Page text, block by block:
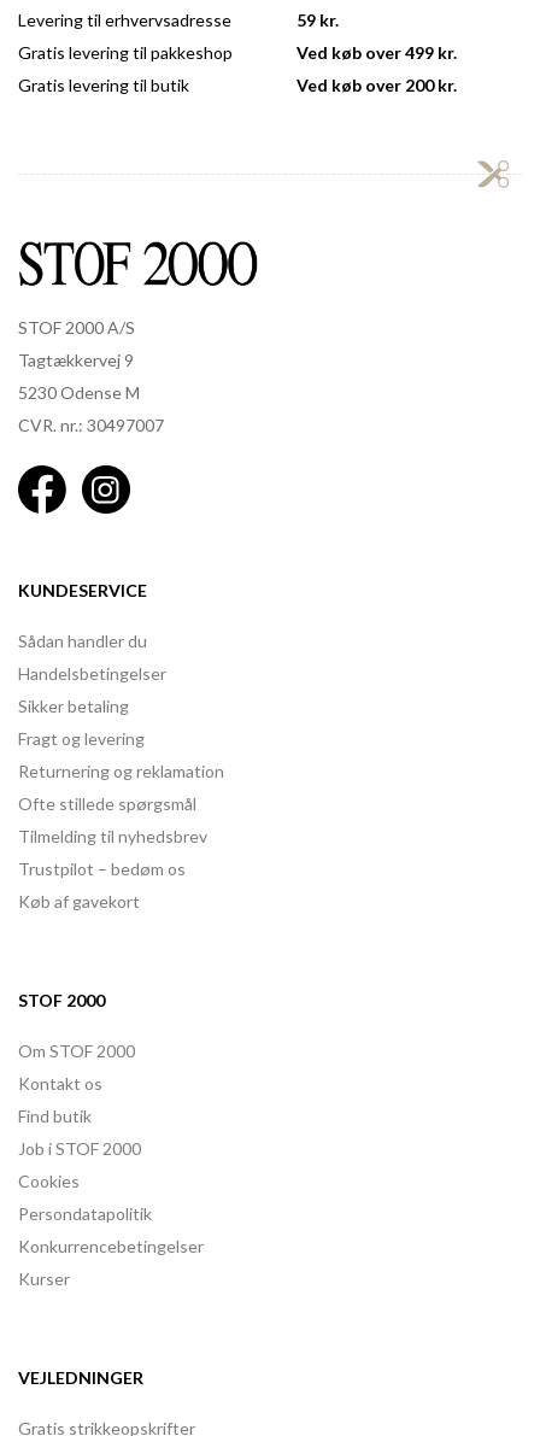
Levering til erhvervsadresse
Gratis levering til pakkeshop
Gratis levering til butik
59 kr.
Ved køb over 499 kr.
Ved køb over 200 kr.
STOF 2000 A/S
Tagtækkervej 9
5230 Odense M
CVR. nr.: 30497007
KUNDESERVICE
Sådan handler du
Handelsbetingelser
Sikker betaling
Fragt og levering
Returnering og reklamation
Ofte stillede spørgsmål
Tilmelding til nyhedsbrev
Trustpilot – bedøm os
Køb af gavekort
STOF 2000
Om STOF 2000
Kontakt os
Find butik
Job i STOF 2000
Cookies
Persondatapolitik
Konkurrencebetingelser
Kurser
VEJLEDNINGER
Gratis strikkeopskrifter